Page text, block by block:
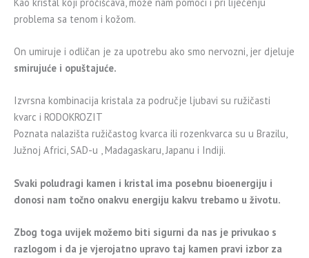
problema sa tenom i kožom.
On umiruje i odličan je za upotrebu ako smo nervozni, jer djeluje
smirujuće i opuštajuće.
Izvrsna kombinacija kristala za područje ljubavi su ružičasti
kvarc i RODOKROZIT
Poznata nalazišta ružičastog kvarca ili rozenkvarca su u Brazilu,
Južnoj Africi, SAD-u , Madagaskaru, Japanu i Indiji.
Svaki poludragi kamen i kristal ima posebnu bioenergiju i
donosi nam točno onakvu energiju kakvu trebamo u životu.
Zbog toga uvijek možemo biti sigurni da nas je privukao s
razlogom i da je vjerojatno upravo taj kamen pravi izbor za